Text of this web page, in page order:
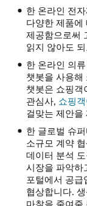
한 온라인 전
다양한 제품에
제공함으로써
읽지 않아도
한 온라인 의
챗봇을 사용해
챗봇은 쇼핑객
관심사, 쇼핑
걸맞는 제안을
한 글로벌 슈
소규모 계약
데이터 분석
시장을 파악하
포털에서 공
협상합니다.
마찰을 줄여줄